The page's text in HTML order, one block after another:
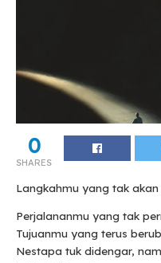
0
SHARES
Langkahmu yang tak
Perjalananmu yang tak
Tujuanmu yang terus
Nestapa tuk didengar,